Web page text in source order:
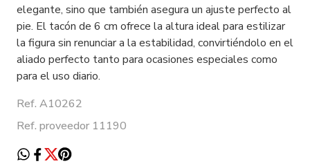
elegante, sino que también asegura un ajuste perfecto al
pie. El tacón de 6 cm ofrece la altura ideal para estilizar
la figura sin renunciar a la estabilidad, convirtiéndolo en el
aliado perfecto tanto para ocasiones especiales como
para el uso diario.
Ref. A10262
Ref. proveedor 11190